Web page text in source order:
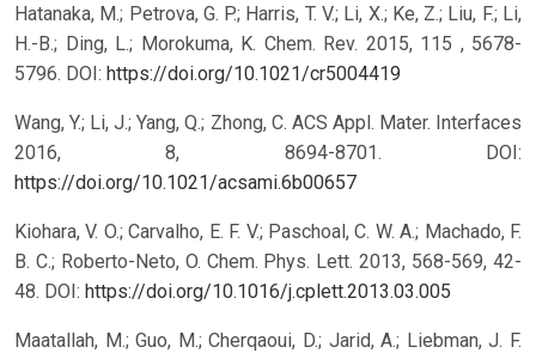
Hatanaka, M.; Petrova, G. P.; Harris, T. V.; Li, X.; Ke, Z.; Liu, F.; Li,
H.-B.; Ding, L.; Morokuma, K. Chem. Rev. 2015, 115 , 5678-
5796. DOI: https://doi.org/10.1021/cr5004419
Wang, Y.; Li, J.; Yang, Q.; Zhong, C. ACS Appl. Mater. Interfaces
2016, 8, 8694-8701. DOI:
https://doi.org/10.1021/acsami.6b00657
Kiohara, V. O.; Carvalho, E. F. V.; Paschoal, C. W. A.; Machado, F.
B. C.; Roberto-Neto, O. Chem. Phys. Lett. 2013, 568-569, 42-
48. DOI: https://doi.org/10.1016/j.cplett.2013.03.005
Maatallah, M.; Guo, M.; Cherqaoui, D.; Jarid, A.; Liebman, J. F.